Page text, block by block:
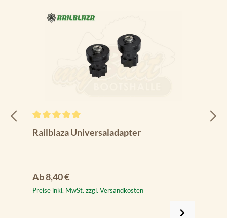
Railblaza Universaladapter
Regulärer Preis:
Ab8,40 €
Preise inkl. MwSt. zzgl. Versandkosten